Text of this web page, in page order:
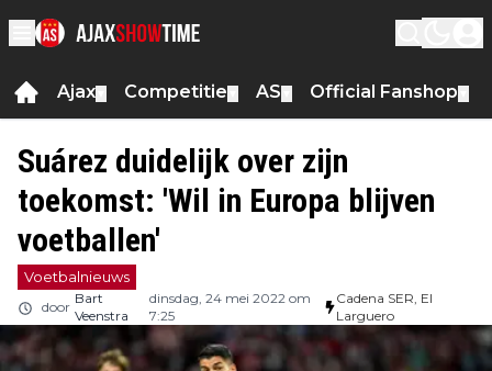
Ajax Competitie AS Official Fanshop
Suárez duidelijk over zijn
toekomst: 'Wil in Europa blijven
voetballen'
Voetbalnieuws
door
Bart
Veenstra
dinsdag, 24 mei 2022 om
7:25
Cadena SER, El
Larguero